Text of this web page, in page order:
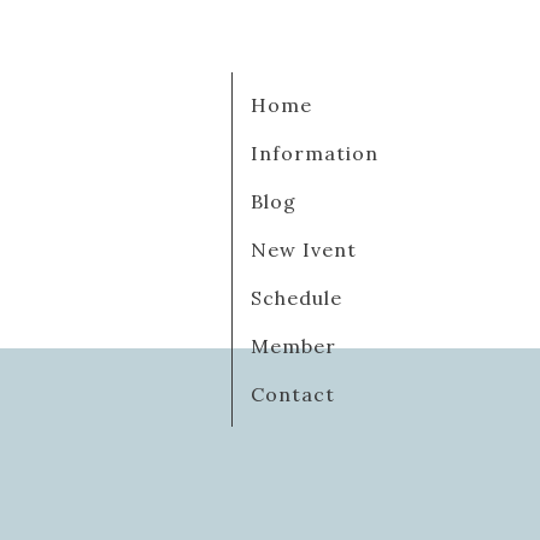
Home
Information
Blog
New Ivent
Schedule
Member
Contact